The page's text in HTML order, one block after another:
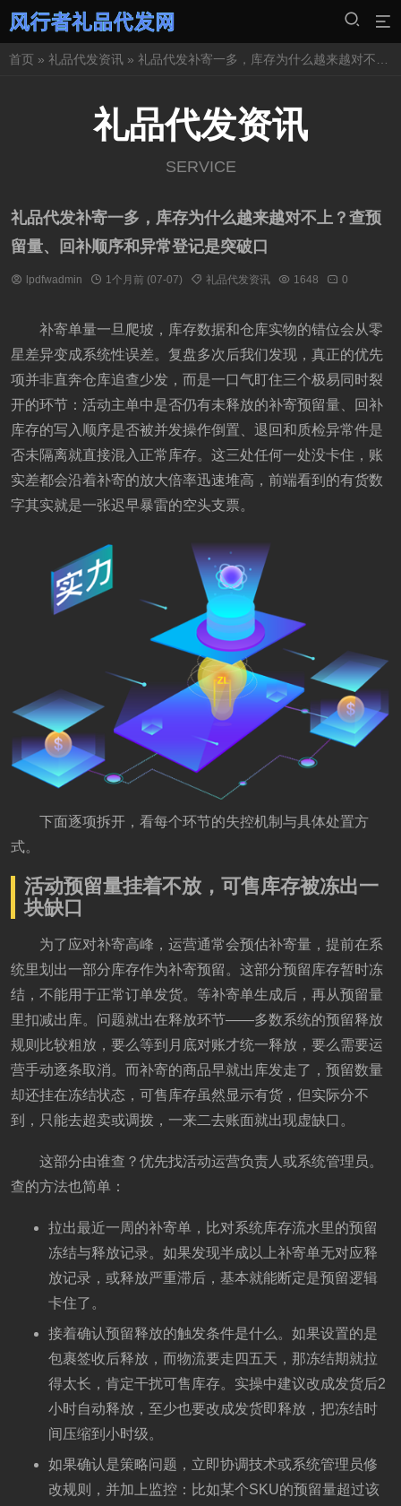
首页 » 礼品代发资讯 » 礼品代发补寄一多，库存为什么越来越对不上？查预留量、回补顺序和异常登记是突破口
礼品代发资讯
SERVICE
礼品代发补寄一多，库存为什么越来越对不上？查预
留量、回补顺序和异常登记是突破口
lpdfwadmin 1个月前 (07-07) 礼品代发资讯 1648 0
补寄单量一旦爬坡，库存数据和仓库实物的错位会从零
星差异变成系统性误差。复盘多次后我们发现，真正的优先
项并非直奔仓库追查少发，而是一口气盯住三个极易同时裂
开的环节：活动主单中是否仍有未释放的补寄预留量、回补
库存的写入顺序是否被并发操作倒置、退回和质检异常件是
否未隔离就直接混入正常库存。这三处任何一处没卡住，账
实差都会沿着补寄的放大倍率迅速堆高，前端看到的有货数
字其实就是一张迟早暴雷的空头支票。
下面逐项拆开，看每个环节的失控机制与具体处置方
式。
活动预留量挂着不放，可售库存被冻出一
块缺口
为了应对补寄高峰，运营通常会预估补寄量，提前在系
统里划出一部分库存作为补寄预留。这部分预留库存暂时冻
结，不能用于正常订单发货。等补寄单生成后，再从预留量
里扣减出库。问题就出在释放环节——多数系统的预留释放
规则比较粗放，要么等到月底对账才统一释放，要么需要运
营手动逐条取消。而补寄的商品早就出库发走了，预留数量
却还挂在冻结状态，可售库存虽然显示有货，但实际分不
到，只能去超卖或调拨，一来二去账面就出现虚缺口。
这部分由谁查？优先找活动运营负责人或系统管理员。
查的方法也简单：
拉出最近一周的补寄单，比对系统库存流水里的预留
冻结与释放记录。如果发现半成以上补寄单无对应释
放记录，或释放严重滞后，基本就能断定是预留逻辑
卡住了。
接着确认预留释放的触发条件是什么。如果设置的是
包裹签收后释放，而物流要走四五天，那冻结期就拉
得太长，肯定干扰可售库存。实操中建议改成发货后2
小时自动释放，至少也要改成发货即释放，把冻结时
间压缩到小时级。
如果确认是策略问题，立即协调技术或系统管理员修
改规则，并加上监控：比如某个SKU的预留量超过该